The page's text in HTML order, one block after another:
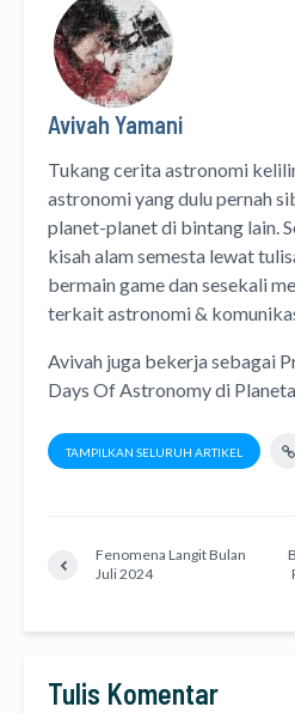
Avivah Yamani
Tukang cerita astronomi
astronomiyang dulu pernah
planet-planet di bintang lain.
kisah alam semesta lewat
bermain game dan sesekali
terkait astronomi &
Avivah juga bekerja sebagai
Days Of Astronomydi
TAMPILKAN SELURUH ARTIKEL
Fenomena Langit Bulan
Juli 2024
Tulis Komentar